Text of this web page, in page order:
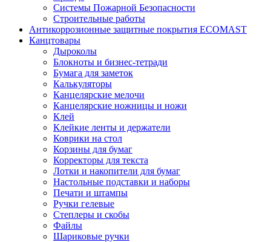
Системы Пожарной Безопасности
Строительные работы
Антикоррозионные защитные покрытия ECOMAST
Канцтовары
Дыроколы
Блокноты и бизнес-тетради
Бумага для заметок
Калькуляторы
Канцелярские мелочи
Канцелярские ножницы и ножи
Клей
Клейкие ленты и держатели
Коврики на стол
Корзины для бумаг
Корректоры для текста
Лотки и накопители для бумаг
Настольные подставки и наборы
Печати и штампы
Ручки гелевые
Степлеры и скобы
Файлы
Шариковые ручки